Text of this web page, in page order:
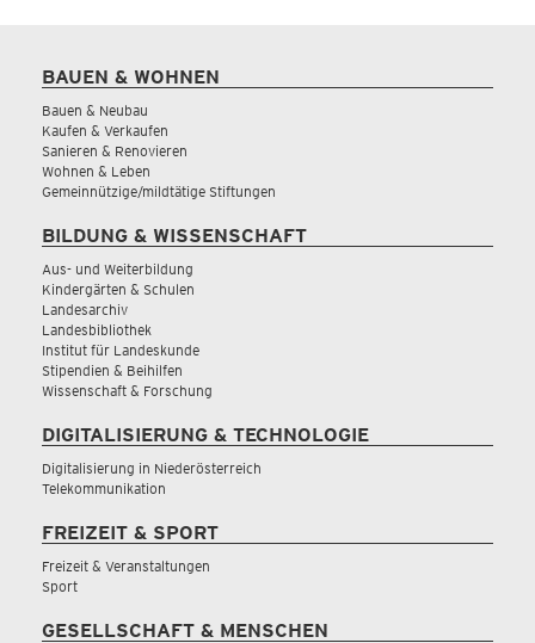
BAUEN & WOHNEN
Bauen & Neubau
Kaufen & Verkaufen
Sanieren & Renovieren
Wohnen & Leben
Gemeinnützige/mildtätige Stiftungen
BILDUNG & WISSENSCHAFT
Aus- und Weiterbildung
Kindergärten & Schulen
Landesarchiv
Landesbibliothek
Institut für Landeskunde
Stipendien & Beihilfen
Wissenschaft & Forschung
DIGITALISIERUNG & TECHNOLOGIE
Digitalisierung in Niederösterreich
Telekommunikation
FREIZEIT & SPORT
Freizeit & Veranstaltungen
Sport
GESELLSCHAFT & MENSCHEN